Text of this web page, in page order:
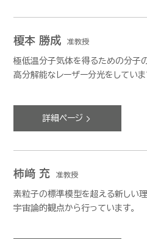
榎本 勝成 准教授
極低温分子気体を得るための分子
高分解能なレーザー分光をしていま
詳細ページ
柿﨑 充 准教授
素粒子の標準模型を超える新しい
宇宙論的観点から行っています。